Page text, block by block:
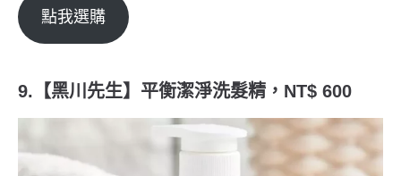
點我選購
9.【黑川先生】平衡潔淨洗髮精，NT$ 600